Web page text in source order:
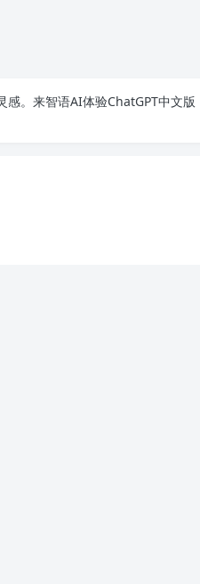
感。来智语AI体验ChatGPT中文版